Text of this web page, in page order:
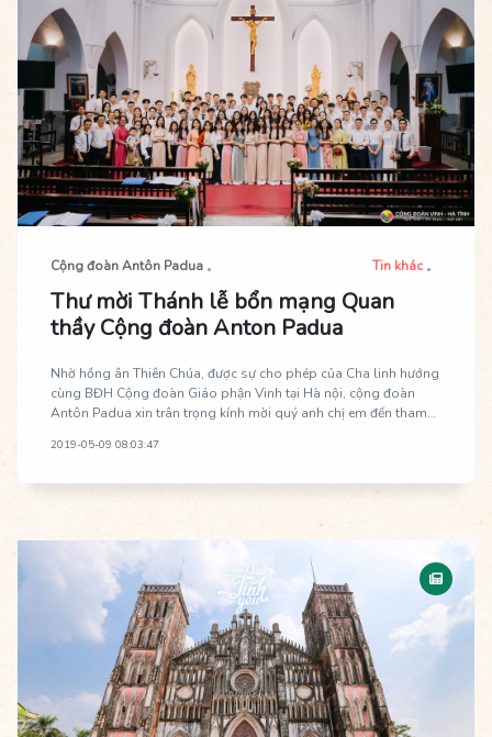
Cộng đoàn Antôn Padua Tin khác
Thư mời Thánh lễ bổn mạng Quan
thầy Cộng đoàn Anton Padua
Nhờ hồng ân Thiên Chúa, được sự cho phép của Cha linh hướng
cùng BĐH Cộng đoàn Giáo phận Vinh tại Hà nội, cộng đoàn
Antôn Padua xin trân trọng kính mời quý anh chị em đến tham
Thánh lễ là dịp để anh chị em Cộng đoàn Antôn thể hiện tình nối
2019-05-09 08:03:47